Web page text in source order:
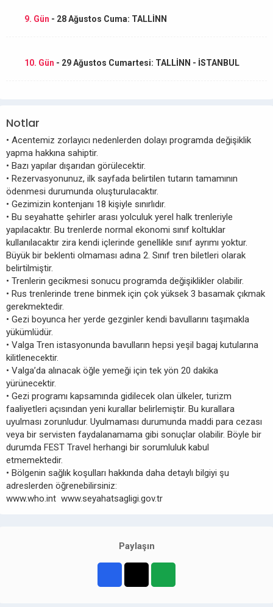
9. Gün - 28 Ağustos Cuma: TALLİNN
10. Gün - 29 Ağustos Cumartesi: TALLİNN - İSTANBUL
Notlar
• Acentemiz zorlayıcı nedenlerden dolayı programda değişiklik
yapma hakkına sahiptir.
• Bazı yapılar dışarıdan görülecektir.
• Rezervasyonunuz, ilk sayfada belirtilen tutarın tamamının
ödenmesi durumunda oluşturulacaktır.
• Gezimizin kontenjanı 18 kişiyle sınırlıdır.
• Bu seyahatte şehirler arası yolculuk yerel halk trenleriyle
yapılacaktır. Bu trenlerde normal ekonomi sınıf koltuklar
kullanılacaktır zira kendi içlerinde genellikle sınıf ayrımı yoktur.
Büyük bir beklenti olmaması adına 2. Sınıf tren biletleri olarak
belirtilmiştir.
• Trenlerin gecikmesi sonucu programda değişiklikler olabilir.
• Rus trenlerinde trene binmek için çok yüksek 3 basamak çıkmak
gerekmektedir.
• Gezi boyunca her yerde gezginler kendi bavullarını taşımakla
yükümlüdür.
• Valga Tren istasyonunda bavulların hepsi yeşil bagaj kutularına
kilitlenecektir.
• Valga’da alınacak öğle yemeği için tek yön 20 dakika
yürünecektir.
• Gezi programı kapsamında gidilecek olan ülkeler, turizm
faaliyetleri açısından yeni kurallar belirlemiştir. Bu kurallara
uyulması zorunludur. Uyulmaması durumunda maddi para cezası
veya bir servisten faydalanamama gibi sonuçlar olabilir. Böyle bir
durumda FEST Travel herhangi bir sorumluluk kabul
etmemektedir.
• Bölgenin sağlık koşulları hakkında daha detaylı bilgiyi şu
adreslerden öğrenebilirsiniz:
www.who.int www.seyahatsagligi.gov.tr
Paylaşın